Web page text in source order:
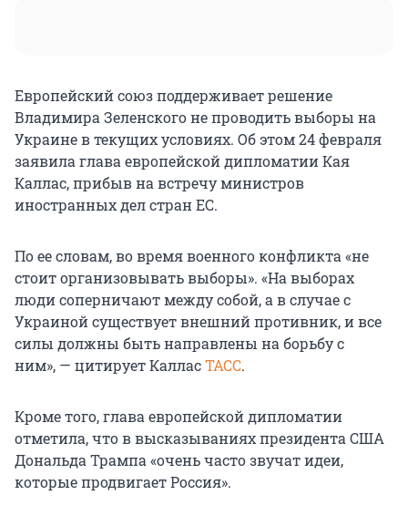
Европейский союз поддерживает решение
Владимира Зеленского не проводить выборы на
Украине в текущих условиях. Об этом 24 февраля
заявила глава европейской дипломатии Кая
Каллас, прибыв на встречу министров
иностранных дел стран ЕС.
По ее словам, во время военного конфликта «не
стоит организовывать выборы». «На выборах
люди соперничают между собой, а в случае с
Украиной существует внешний противник, и все
силы должны быть направлены на борьбу с
ним», — цитирует КалласТАСС.
Кроме того, глава европейской дипломатии
отметила, что в высказываниях президента США
Дональда Трампа «очень часто звучат идеи,
которые продвигает Россия».